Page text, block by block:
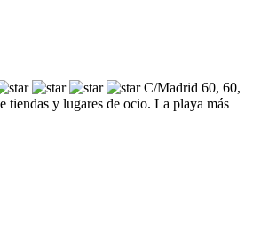
C/Madrid 60, 60,
tiendas y lugares de ocio. La playa más